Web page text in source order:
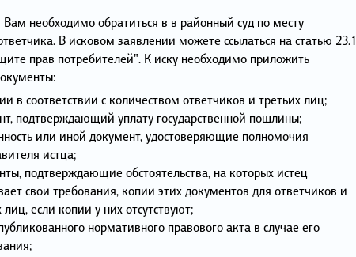
необходимо обратиться в в районный суд по месту
В исковом заявлении можете ссылаться на статью 23.1
прав потребителей". К иску необходимо приложить
в соответствии с количеством ответчиков и третьих лиц;
подтверждающий уплату государственной пошлины;
или иной документ, удостоверяющие полномочия
истца;
подтверждающие обстоятельства, на которых истец
свои требования, копии этих документов для ответчиков и
лиц, если копии у них отсутствуют;
нормативного правового акта в случае его